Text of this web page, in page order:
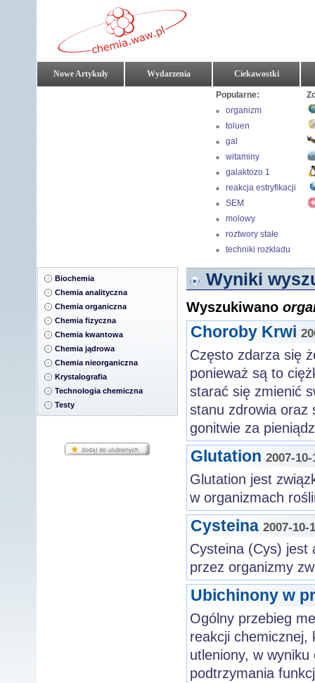
Nowe Artykuły Wydarzenia Ciekawostki
Popularne:
organizm
toluen
gal
witaminy
galaktozo 1
fosforan
reakcja estryfikacji
SEM
molowy
współczynnik
absorpcji
roztwory stałe
techniki rozkładu
środowiskowych
Biochemia
Chemia analityczna
Chemia organiczna
Chemia fizyczna
Chemia kwantowa
Chemia jądrowa
Chemia nieorganiczna
Krystalografia
Technologia chemiczna
Testy
Wyniki
Wyszukiwano
Choroby Krwi
Często zdarza się
ponieważ są to
starać się zmienić
stanu zdrowia oraz
gonitwie za
Glutation 2007-10-
Glutation jest
w organizmach
Cysteina 2007-10-
Cysteina (Cys) jest
przez organizmy
Ubichinony w
Ogólny przebieg
reakcji chemicznej,
utleniony, w
podtrzymania